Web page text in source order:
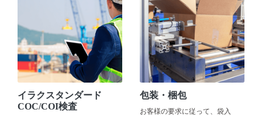
イラクスタンダード
COC/COI検査
包装・梱包
お客様の要求に従って、袋入